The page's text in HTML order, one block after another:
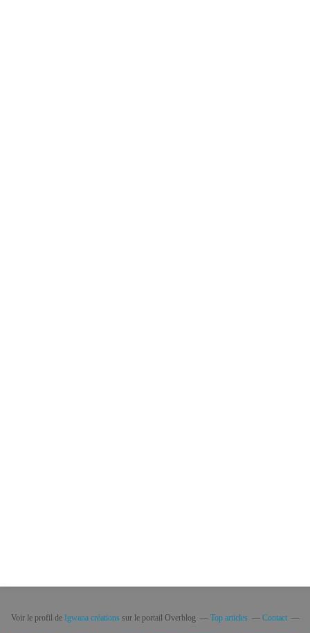
Voir le profil de Igwana créationssur le portail Overblog Top articles Contact